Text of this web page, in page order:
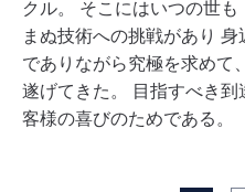
クル。
そこにはいつの世
まぬ技術への挑戦があり 身
でありながら究極を求めて
遂げてきた。
目指すべき
客様の喜びのためである。